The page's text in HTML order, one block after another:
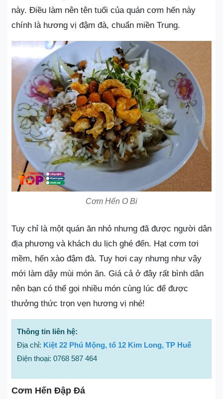
này. Điều làm nên tên tuổi của quán cơm hến này
chính là hương vị đậm đà, chuẩn miền Trung.
Cơm Hến O Bi
Tuy chỉ là một quán ăn nhỏ nhưng đã được người dân
địa phương và khách du lịch ghé đến. Hạt cơm tơi
mềm, hến xào đậm đà. Tuy hơi cay nhưng như vậy
mới làm dậy mùi món ăn. Giá cả ở đây rất bình dân
nên bạn có thể gọi nhiều món cùng lúc để được
thưởng thức trọn vẹn hương vị nhé!
Thông tin liên hệ:
Địa chỉ: Kiệt 22 Phú Mộng, tổ 12 Kim Long, TP Huế
Điện thoại: 0768 587 464
Cơm Hến Đập Đá